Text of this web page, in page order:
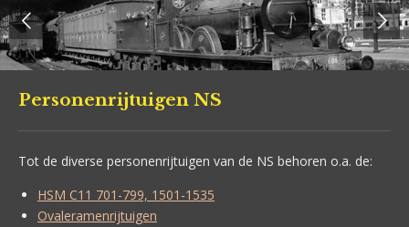
Personenrijtuigen NS
Tot de diverse personenrijtuigen van de NS behoren o.a. de:
HSM C11 701-799, 1501-1535
Ovaleramenrijtuigen